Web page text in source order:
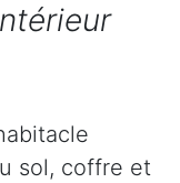
sol, coffre et